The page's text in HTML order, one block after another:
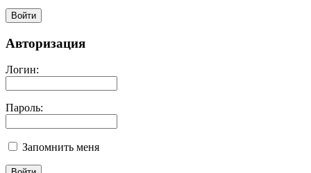
Войти
Авторизация
Логин:
Пароль:
Запомнить меня